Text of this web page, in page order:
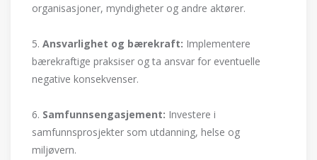
organisasjoner, myndigheter og andre aktører.
5. Ansvarlighet og bærekraft: Implementere
bærekraftige praksiser og ta ansvar for eventuelle
negative konsekvenser.
6. Samfunnsengasjement: Investere i
samfunnsprosjekter som utdanning, helse og
miljøvern.